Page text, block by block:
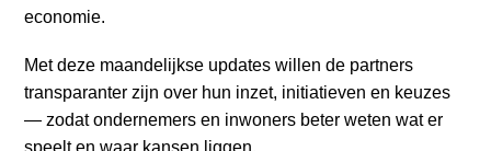
economie.
Met deze maandelijkse updates willen de partners
transparanter zijn over hun inzet, initiatieven en keuzes
— zodat ondernemers en inwoners beter weten wat er